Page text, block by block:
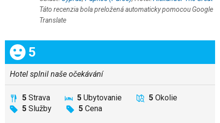
Táto recenzia bola preložená automaticky pomocou Google
Translate
Celkom:
5
Hotel splnil naše očekávání
5 Strava 5 Ubytovanie 5 Okolie
5 Služby 5 Cena